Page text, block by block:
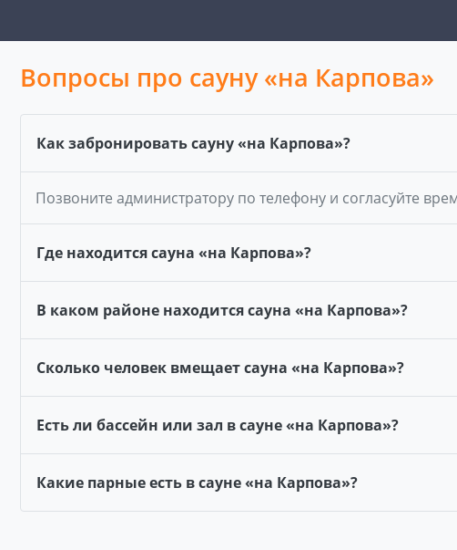
Вопросы про сауну «на Карпова»
Как забронировать сауну «на Карпова»?
Позвоните администратору по телефону и согласуйте
Где находится сауна «на Карпова»?
В каком районе находится сауна «на Карпова»?
Сколько человек вмещает сауна «на Карпова»?
Есть ли бассейн или зал в сауне «на Карпова»?
Какие парные есть в сауне «на Карпова»?